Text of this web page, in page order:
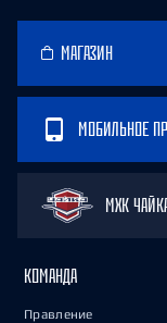
МАГАЗИН
МОБИЛЬНОЕ
МХК
КОМАНДА
Правление